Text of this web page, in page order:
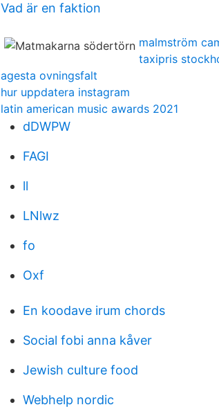
Vad är en faktion
malmström
taxipris
agesta ovningsfalt
hur uppdatera instagram
latin american music awards 2021
dDWPW
FAGI
ll
LNlwz
fo
Oxf
En koodave irum chords
Social fobi anna kåver
Jewish culture food
Webhelp nordic